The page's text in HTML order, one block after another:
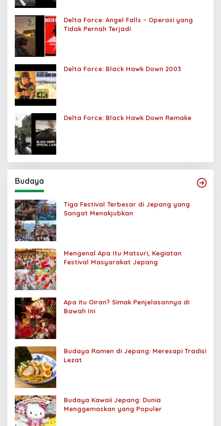
Delta Force: Angel Falls – Operasi yang
Tidak Pernah Terjadi
Delta Force: Black Hawk Down 2003
Delta Force: Black Hawk Down Remake
Budaya
Tiga Festival Terbesar di Jepang yang
Sangat Menakjubkan
Mengenal Apa Itu Matsuri, Kegiatan
Festival Masyarakat Jepang
Apa itu Oiran? Simak Penjelasannya di
Bawah Ini
Budaya Ramen di Jepang: Meresapi Tradisi
Lezat
Budaya Kawaii Jepang: Dunia
Menggemaskan yang Populer